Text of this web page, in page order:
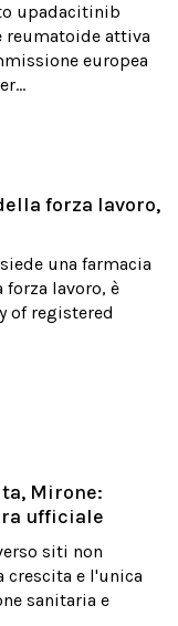
upadacitinib
attiva
europea
forza lavoro,
una farmacia
lavoro, è
of registered
Mirone:
ufficiale
siti non
crescita e l'unica
sanitaria e